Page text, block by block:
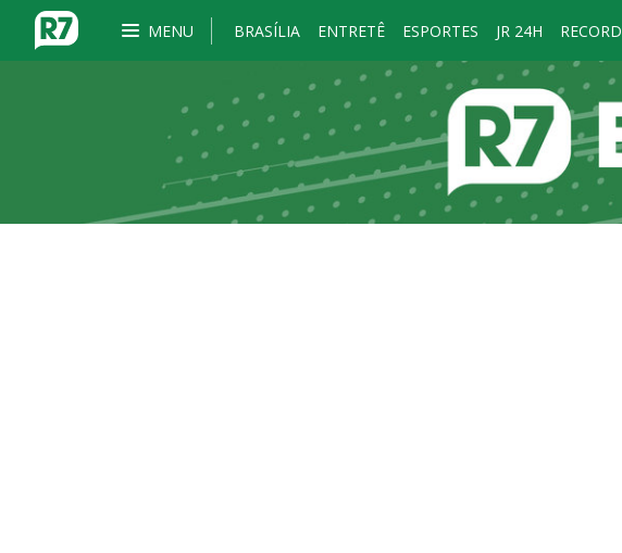
MENU BRASÍLIA ENTRETÊ ESPORTES JR 24H RECORD